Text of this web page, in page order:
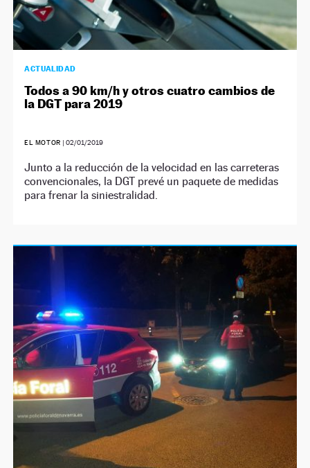
ACTUALIDAD
Todos a 90 km/h y otros cuatro cambios de
la DGT para 2019
EL MOTOR | 02/01/2019
Junto a la reducción de la velocidad en las carreteras
convencionales, la DGT prevé un paquete de medidas
para frenar la siniestralidad.